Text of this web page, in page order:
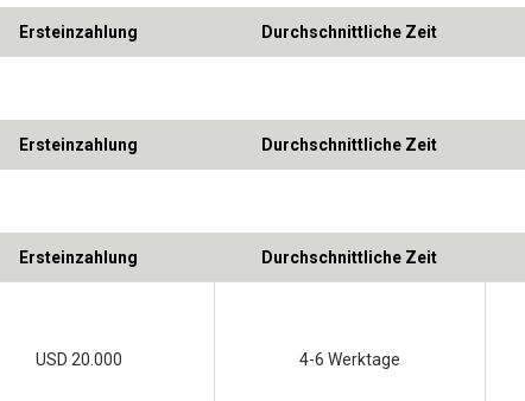
Ersteinzahlung Durchschnittliche Zeit
Ersteinzahlung Durchschnittliche Zeit
Ersteinzahlung Durchschnittliche Zeit
USD 20.000 4-6 Werktage